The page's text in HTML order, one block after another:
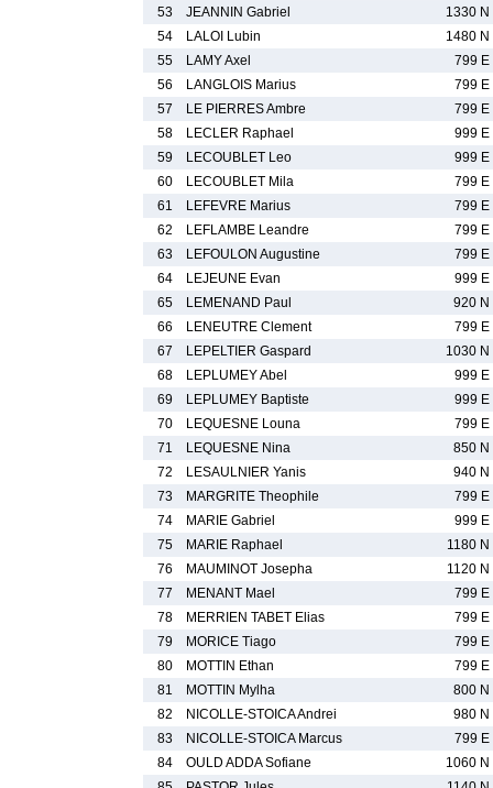
53
JEANNIN Gabriel
1330 N
54
LALOI Lubin
1480 N
55
LAMY Axel
799 E
56
LANGLOIS Marius
799 E
57
LE PIERRES Ambre
799 E
58
LECLER Raphael
999 E
59
LECOUBLET Leo
999 E
60
LECOUBLET Mila
799 E
61
LEFEVRE Marius
799 E
62
LEFLAMBE Leandre
799 E
63
LEFOULON Augustine
799 E
64
LEJEUNE Evan
999 E
65
LEMENAND Paul
920 N
66
LENEUTRE Clement
799 E
67
LEPELTIER Gaspard
1030 N
68
LEPLUMEY Abel
999 E
69
LEPLUMEY Baptiste
999 E
70
LEQUESNE Louna
799 E
71
LEQUESNE Nina
850 N
72
LESAULNIER Yanis
940 N
73
MARGRITE Theophile
799 E
74
MARIE Gabriel
999 E
75
MARIE Raphael
1180 N
76
MAUMINOT Josepha
1120 N
77
MENANT Mael
799 E
78
MERRIEN TABET Elias
799 E
79
MORICE Tiago
799 E
80
MOTTIN Ethan
799 E
81
MOTTIN Mylha
800 N
82
NICOLLE-STOICA Andrei
980 N
83
NICOLLE-STOICA Marcus
799 E
84
OULD ADDA Sofiane
1060 N